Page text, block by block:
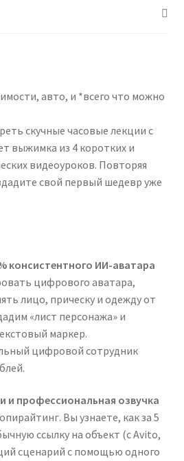
авто, и *всего что можно
скучные часовые лекции с
выжимка из 4 коротких и
видеоуроков. Повторяя
свой первый шедевр уже
консистентного ИИ-аватара
цифрового аватара,
лицо, прическу и одежду от
«лист персонажа» и
маркер.
цифровой сотрудник
и профессиональная озвучка
Вы узнаете, как за 5
ссылку на объект (с Avito,
сценарий с помощью одного